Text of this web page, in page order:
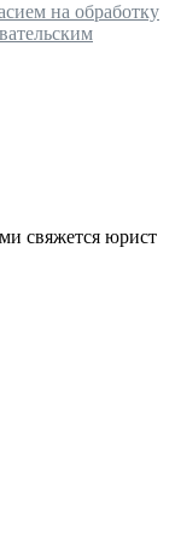
на обработку
свяжется юрист